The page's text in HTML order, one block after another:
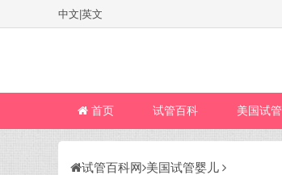
中文 英文
首页 试管百科 美国试管
试管百科网 美国试管婴儿